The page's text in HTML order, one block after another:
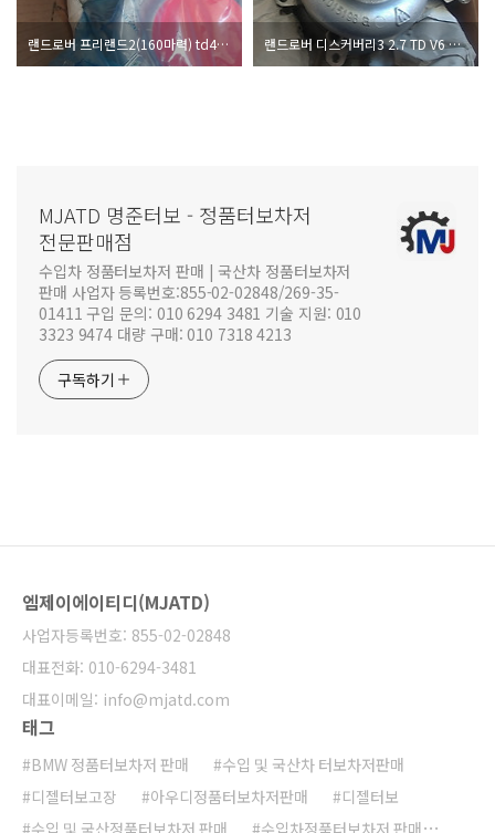
랜드로버 프리랜드2(160마력) td4수입차터보차저정보 <명준 Turbo ATD> 랜드로버 디스커버리3 2.7 TD V6 터보차저정보 <명준 Turbo ATD>
MJATD 명준터보 - 정품터보차저
전문판매점
수입차 정품터보차저 판매 | 국산차 정품터보차저
판매 사업자 등록번호:855-02-02848/269-35-
01411 구입 문의: 010 6294 3481 기술 지원: 010
3323 9474 대량 구매: 010 7318 4213
구독하기
엠제이에이티디(MJATD)
사업자등록번호: 855-02-02848
대표전화: 010-6294-3481
대표이메일: info@mjatd.com
태그
BMW 정품터보차저 판매
수입 및 국산차 터보차저판매
디젤터보고장
아우디정품터보차저판매
디젤터보